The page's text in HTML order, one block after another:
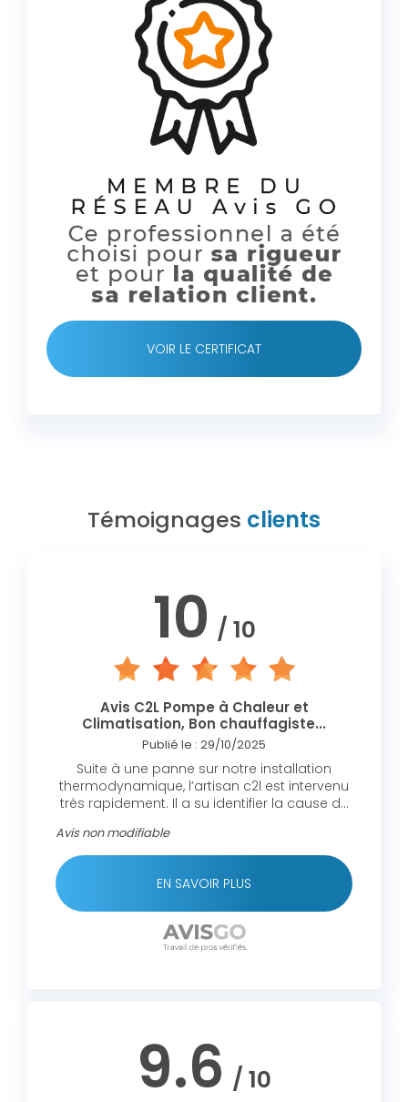
VOIR LE CERTIFICAT
Témoignages clients
10 / 10
Avis C2L Pompe à Chaleur et
Climatisation, Bon chauffagiste...
Publié le : 29/10/2025
Suite à une panne sur notre installation
thermodynamique, l’artisan c2l est intervenu
très rapidement. Il a su identifier la cause du
24heures avec un grand professionnalisme.
Travail propre, explications claires et tarif
raisonnable. C’est rare de trouver un artisan
aussi réactif et sérieux Nous recommandons
sans la moindre hésitation ! Encore merci
Avis non modifiable
EN SAVOIR PLUS
9.6 / 10